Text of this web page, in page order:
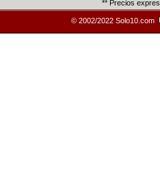
** Precios
© 2002/2022 Solo10.com